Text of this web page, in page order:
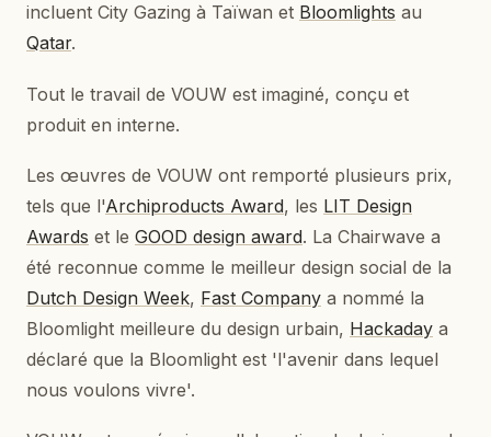
incluent City Gazing à Taïwan et Bloomlights au
Qatar.
Tout le travail de VOUW est imaginé, conçu et
produit en interne.
Les œuvres de VOUW ont remporté plusieurs prix,
tels que l'Archiproducts Award, les LIT Design
Awards et le GOOD design award. La Chairwave a
été reconnue comme le meilleur design social de la
Dutch Design Week, Fast Company a nommé la
Bloomlight meilleure du design urbain, Hackaday a
déclaré que la Bloomlight est 'l'avenir dans lequel
nous voulons vivre'.